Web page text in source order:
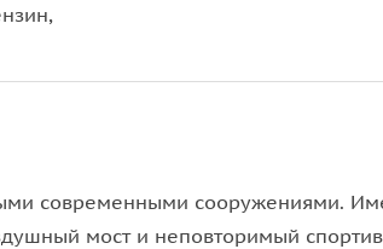
современными сооружениями.
мост и неповторимый